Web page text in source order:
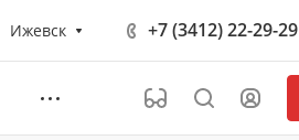
Ижевск +7 (3412) 22-29-29